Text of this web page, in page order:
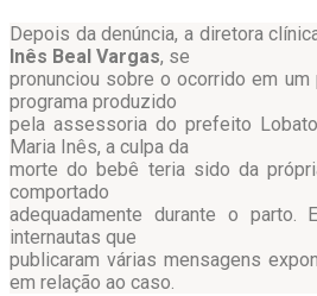
Depois da denúncia, a diretora
Inês Beal Vargas, se
pronunciou sobre o ocorrido em
programa produzido
pela assessoria do prefeito
Maria Inês, a culpa da
morte do bebê teria sido da
comportado
adequadamente durante o parto.
internautas que
publicaram várias mensagens
em relação ao caso.